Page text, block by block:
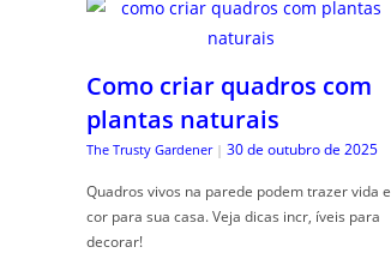
Como criar quadros com
plantas naturais
The Trusty Gardener | 30 de outubro de 2025
Quadros vivos na parede podem trazer vida e
cor para sua casa. Veja dicas incr, íveis para
decorar!